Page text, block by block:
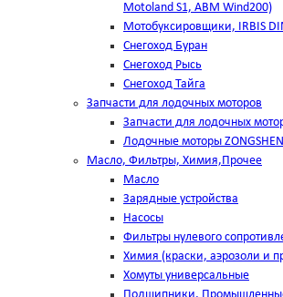
Motoland S1, ABM Wind200)
Мотобуксировщики, IRBIS
Снегоход Буран
Снегоход Рысь
Снегоход Тайга
Запчасти для лодочных моторов
Запчасти для лодочных
Лодочные моторы
Масло, Фильтры, Химия,Прочее
Масло
Зарядные устройства
Насосы
Фильтры нулевого
Химия (краски, аэрозоли и
Хомуты универсальные